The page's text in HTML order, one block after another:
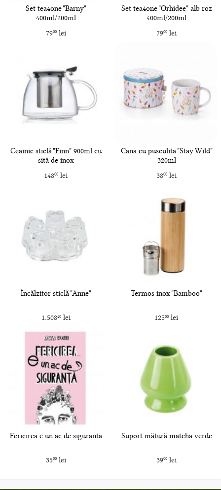
Set tea4one "Barny"
400ml/200ml
7900lei
Set tea4one "Orhidee" alb roz
400ml/200ml
7900lei
Ceainic sticlă "Finn" 900ml cu
sită de inox
14800 lei
Cana cu pusculita "Stay Wild"
320ml
3800lei
Încălzitor sticlă "Anne"
1.50840lei
Termos inox "Bamboo"
12500 lei
Fericirea e un ac de siguranta
3500lei
Suport mătură matcha verde
3900lei